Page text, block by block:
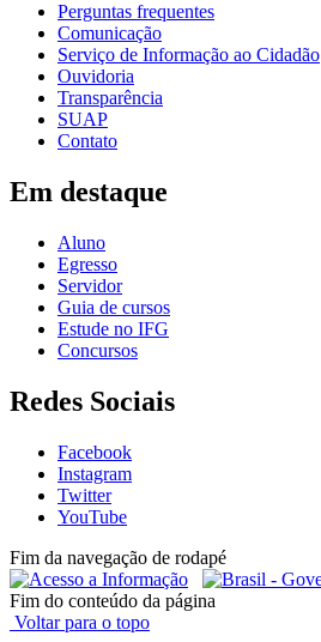
Perguntas frequentes
Comunicação
Serviço de Informação ao Cidadão
Ouvidoria
Transparência
SUAP
Contato
Em destaque
Aluno
Egresso
Servidor
Guia de cursos
Estude no IFG
Concursos
Redes Sociais
Facebook
Instagram
Twitter
YouTube
Fim da navegação de rodapé
Fim do conteúdo da página
Voltar para o topo